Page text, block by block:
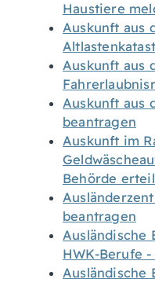
Haustiere
Auskunft aus
Auskunft aus
Auskunft aus
beantragen
Auskunft im
Behörde
beantragen
Ausländische
HWK-Berufe
Ausländische